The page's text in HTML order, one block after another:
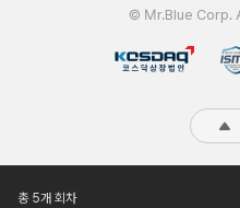
총 5개 회차
© Mr.Blue Corp.